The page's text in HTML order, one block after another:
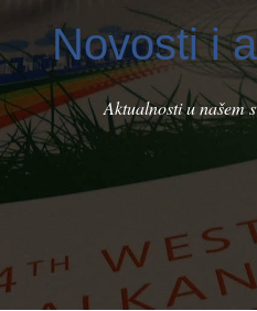
Novosti i
Aktualnosti u našem